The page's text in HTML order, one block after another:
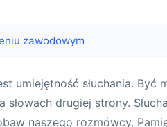
zawodowym
umiejętność słuchania. Być
drugiej strony.
naszego rozmówcy.